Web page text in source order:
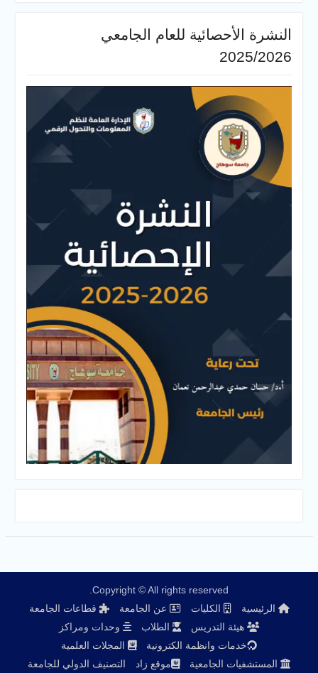
النشرة الأحصائية للعام الجامعي
2025/2026
Copyright © All rights reserved.
الرئيسية
الكليات عن الجامعة
قطاعات الجامعة
هيئة التدريس
الطلاب
وحدات ومراكز
خدمات وانظمة الكترونية
المجلات العلمية
المستشفيات الجامعية
موقع زاد التصنيف الدولي للجامعة